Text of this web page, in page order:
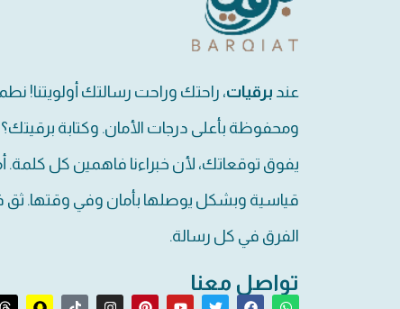
عند برقيات، راحتك وراحت رسالتك أولويتنا!
ومحفوظة بأعلى درجات الأمان. وكتابة
يفوق توقعاتك، لأن خبراءنا فاهمين كل كلمة.
قياسية وبشكل يوصلها بأمان وفي وقتها. ثق
الفرق في كل رسالة.
تواصل معنا